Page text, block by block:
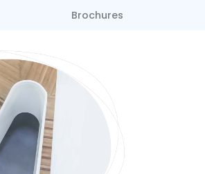
Brochures